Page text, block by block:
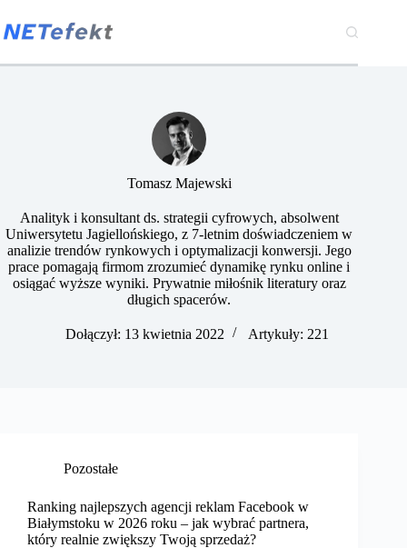
do
treści
Tomasz Majewski
Analityk i konsultant ds. strategii cyfrowych, absolwent
Uniwersytetu Jagiellońskiego, z 7-letnim doświadczeniem w
analizie trendów rynkowych i optymalizacji konwersji. Jego
prace pomagają firmom zrozumieć dynamikę rynku online i
osiągać wyższe wyniki. Prywatnie miłośnik literatury oraz
długich spacerów.
Dołączył: 13 kwietnia 2022 Artykuły: 221
Pozostałe
Ranking najlepszych agencji reklam Facebook w
Białymstoku w 2026 roku – jak wybrać partnera,
który realnie zwiększy Twoją sprzedaż?